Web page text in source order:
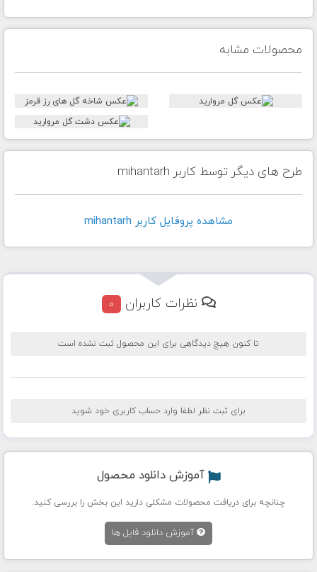
محصولات مشابه
طرح های دیگر توسط کاربر mihantarh
مشاهده پروفايل کاربر mihantarh
نظرات کاربران 0
تا کنون هیچ دیدگاهی برای این محصول ثبت نشده است
برای ثبت نظر لطفا وارد حساب کاربری خود شوید
آموزش دانلود محصول
چنانچه برای دریافت محصولات مشکلی دارید این بخش را بررسی کنید.
آموزش دانلود فایل ها